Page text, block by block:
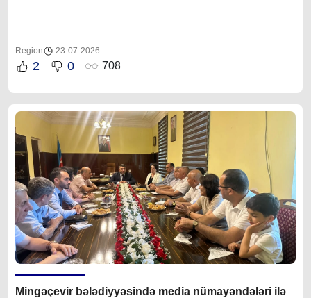
Region 23-07-2026
2 0 708
Mingəçevir bələdiyyəsində media nümayəndələri ilə